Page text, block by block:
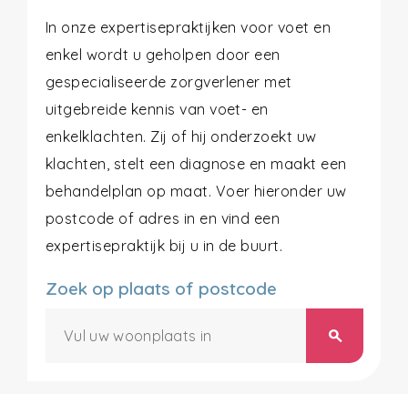
In onze expertisepraktijken voor voet en
enkel wordt u geholpen door een
gespecialiseerde zorgverlener met
uitgebreide kennis van voet- en
enkelklachten. Zij of hij onderzoekt uw
klachten, stelt een diagnose en maakt een
behandelplan op maat. Voer hieronder uw
postcode of adres in en vind een
expertisepraktijk bij u in de buurt.
Zoek op plaats of postcode
search